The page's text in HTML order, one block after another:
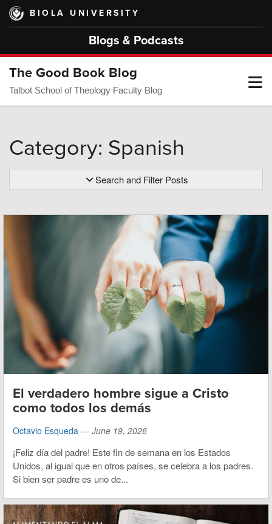
Skip
main
BIOLA UNIVERSITY
Blogs & Podcasts
The Good Book Blog
Talbot School of Theology Faculty Blog
Category: Spanish
Search and Filter Posts
El verdadero hombre sigue a Cristo
como todos los demás
Octavio Esqueda — June 19, 2026
¡Feliz día del padre! Este fin de semana en los Estados
Unidos, al igual que en otros países, se celebra a los padres.
Si bien ser padre es uno de...